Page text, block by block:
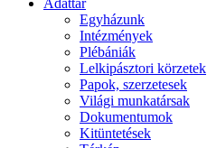
Adattár
Egyházunk
Intézmények
Plébániák
Lelkipásztori körzetek
Papok, szerzetesek
Világi munkatársak
Dokumentumok
Kitüntetések